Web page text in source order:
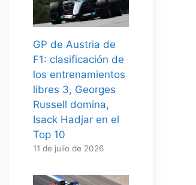
GP de Austria de
F1: clasificación de
los entrenamientos
libres 3, Georges
Russell domina,
Isack Hadjar en el
Top 10
11 de julio de 2026